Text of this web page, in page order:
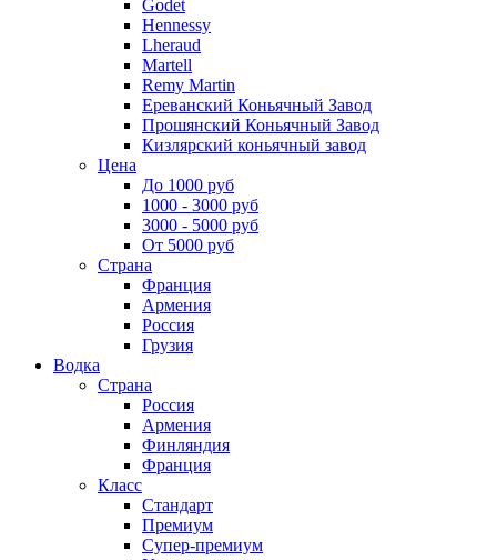
Godet
Hennessy
Lheraud
Martell
Remy Martin
Ереванский Коньячный Завод
Прошянский Коньячный Завод
Кизлярский коньячный завод
Цена
До 1000 руб
1000 - 3000 руб
3000 - 5000 руб
От 5000 руб
Страна
Франция
Армения
Россия
Грузия
Водка
Страна
Россия
Армения
Финляндия
Франция
Класс
Стандарт
Премиум
Супер-премиум